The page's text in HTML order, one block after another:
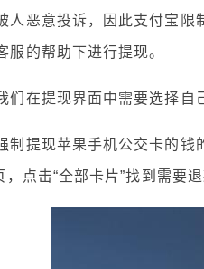
人恶意投诉，因此支付宝限
服的帮助下进行提现。
们在提现界面中需要选择自
制提现苹果手机公交卡的
点击“全部卡片”找到需要退